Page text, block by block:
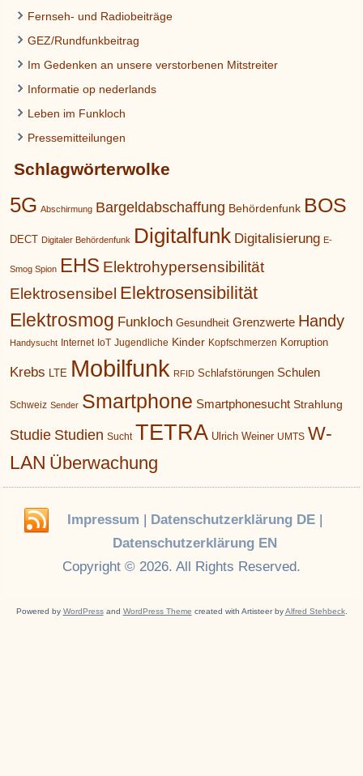
Fernseh- und Radiobeiträge
GEZ/Rundfunkbeitrag
Im Gedenken an unsere verstorbenen Mitstreiter
Informatie op nederlands
Leben im Funkloch
Pressemitteilungen
Schlagwörterwolke
5G Abschirmung Bargeldabschaffung Behördenfunk BOS
DECT Digitaler Behördenfunk Digitalfunk Digitalisierung E-
Smog Spion EHS Elektrohypersensibilität
Elektrosensibel Elektrosensibilität
Elektrosmog Funkloch Gesundheit Grenzwerte Handy
Handysucht Internet IoT Jugendliche Kinder Kopfschmerzen Korruption
Krebs LTE Mobilfunk RFID Schlafstörungen Schulen
Schweiz Sender Smartphone Smartphonesucht Strahlung
Studie Studien Sucht TETRA Ulrich Weiner UMTS W-
LAN Überwachung
Impressum | Datenschutzerklärung DE|
Datenschutzerklärung EN
Copyright © 2026. All Rights Reserved.
Powered by WordPressand WordPress Theme created with Artisteer byAlfred Stehbeck.